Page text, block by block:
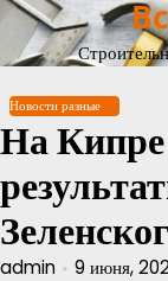
Перейти
содержимому
Новости разные
На
admin 9 июня,